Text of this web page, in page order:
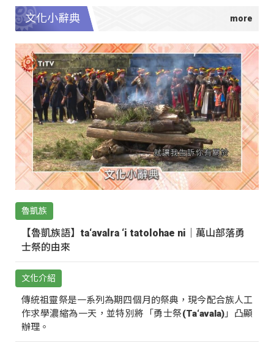
文化小辭典
魯凱族
【魯凱族語】ta‘avalra ‘i tatolohae ni｜萬山部落勇
士祭的由來
文化介紹
傳統祖靈祭是一系列為期四個月的祭典，現今配合族人工
作求學濃縮為一天，並特別將「勇士祭(Ta‘avala)」凸顯
辦理。